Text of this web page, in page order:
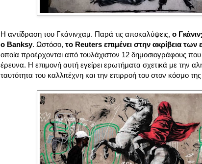
Η αντίδραση του Γκάνινχαμ. Παρά τις αποκαλύψεις, ο
ο Banksy. Ωστόσο, το Reuters επιμένει στην ακρίβεια
οποία προέρχονται από τουλάχιστον 12 δημοσιογράφους που
έρευνα. Η επιμονή αυτή εγείρει ερωτήματα σχετικά με την
ταυτότητα του καλλιτέχνη και την επιρροή του στον κόσμο